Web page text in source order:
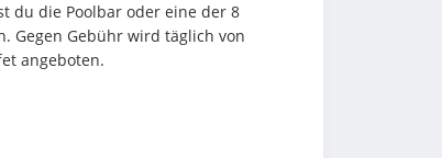
du die Poolbar oder eine der 8
Gegen Gebühr wird täglich von
angeboten.